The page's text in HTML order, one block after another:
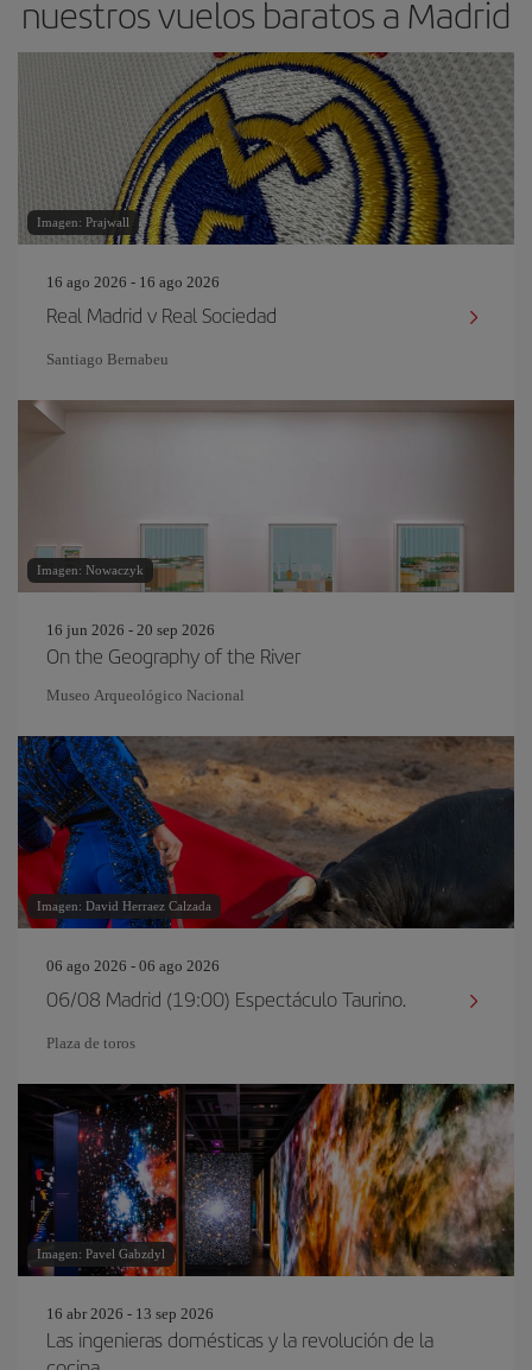
nuestros vuelos baratos a Madrid
Imagen: Prajwall
16 ago 2026 - 16 ago 2026
Real Madrid v Real Sociedad
Santiago Bernabeu
Imagen: Nowaczyk
16 jun 2026 - 20 sep 2026
On the Geography of the River
Museo Arqueológico Nacional
Imagen: David Herraez Calzada
06 ago 2026 - 06 ago 2026
06/08 Madrid (19:00) Espectáculo Taurino.
Plaza de toros
Imagen: Pavel Gabzdyl
16 abr 2026 - 13 sep 2026
Las ingenieras domésticas y la revolución de la